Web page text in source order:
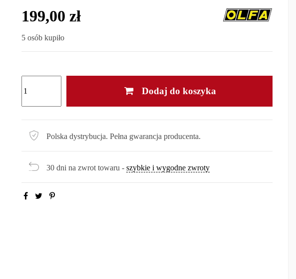
199,00 zł
5 osób kupiło
Dodaj do koszyka
Polska dystrybucja. Pełna gwarancja producenta.
30 dni na zwrot towaru - szybkie i wygodne zwroty